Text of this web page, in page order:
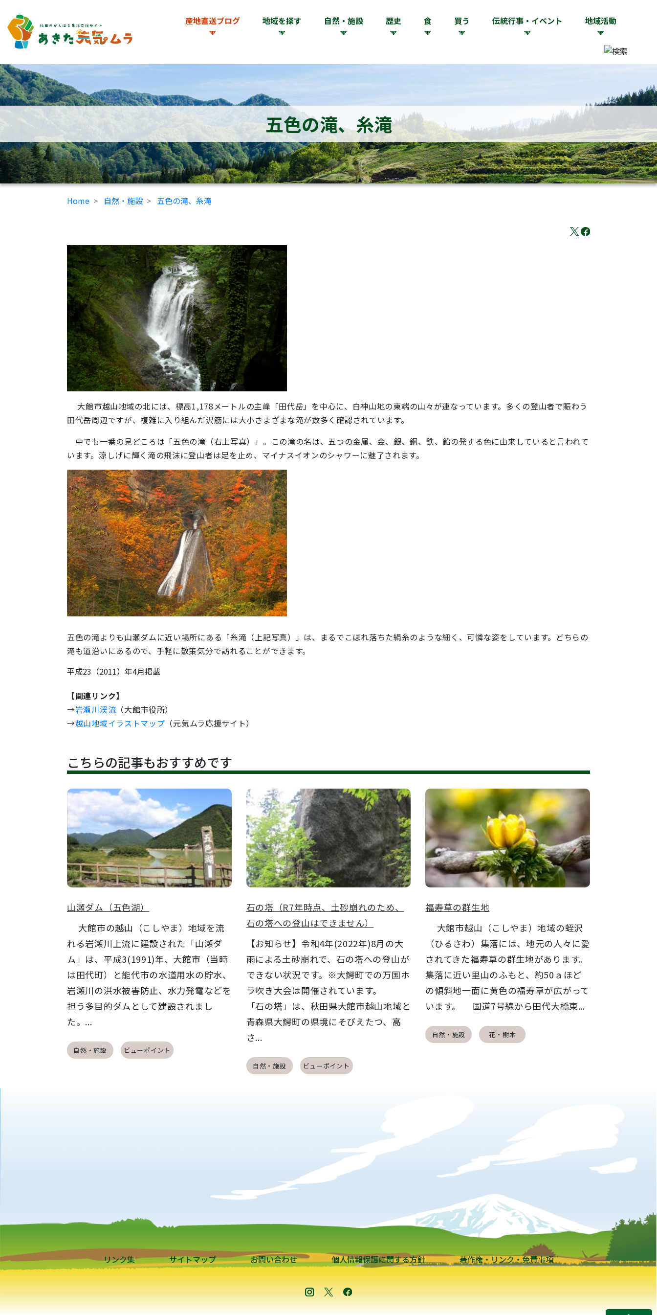
産地直送ブログ 地域を探す 自然・施設 歴史 食 買う 伝統行事・イベント 地域活動
五色の滝、糸滝
Home 自然・施設 五色の滝、糸滝
大館市越山地域の北には、標高1,178メートルの主峰「田代岳」を中心に、白神山地の東端の山々が連なっています。多くの登山者で賑わう
田代岳周辺ですが、複雑に入り組んだ沢筋には大小さまざまな滝が数多く確認されています。
中でも一番の見どころは「五色の滝（右上写真）」。この滝の名は、五つの金属、金、銀、銅、鉄、鉛の発する色に由来していると言われて
います。涼しげに輝く滝の飛沫に登山者は足を止め、マイナスイオンのシャワーに魅了されます。
五色の滝よりも山瀬ダムに近い場所にある「糸滝（上記写真）」は、まるでこぼれ落ちた絹糸のような細く、可憐な姿をしています。どちらの
滝も道沿いにあるので、手軽に散策気分で訪れることができます。
平成23（2011）年4月掲載
【関連リンク】
→岩瀬川渓流 （大館市役所）
→越山地域イラストマップ （元気ムラ応援サイト）
こちらの記事もおすすめです
山瀬ダム（五色湖）
大館市の越山（こしやま）地域を流
れる岩瀬川上流に建設された「山瀬ダ
ム」は、平成3(1991)年、大館市（当時
は田代町）と能代市の水道用水の貯水、
岩瀬川の洪水被害防止、水力発電などを
担う多目的ダムとして建設されまし
た。...
自然・施設 ビューポイント
石の塔（R7年時点、土砂崩れのため、
石の塔への登山はできません）
【お知らせ】令和4年(2022年)8月の大
雨による土砂崩れで、石の塔への登山が
できない状況です。※大鰐町での万国ホ
ラ吹き大会は開催されています。
「石の塔」は、秋田県大館市越山地域と
青森県大鰐町の県境にそびえたつ、高
さ...
自然・施設 ビューポイント
福寿草の群生地
大館市越山（こしやま）地域の蛭沢
（ひるさわ）集落には、地元の人々に愛
されてきた福寿草の群生地があります。
集落に近い里山のふもと、約50ａほど
の傾斜地一面に黄色の福寿草が広がって
います。 国道7号線から田代大橋東...
自然・施設 花・樹木
リンク集 サイトマップ お問い合わせ 個人情報保護に関する方針 著作権・リンク・免責事項